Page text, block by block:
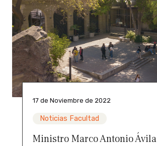
17 de Noviembre de 2022
Noticias Facultad
Ministro Marco Antonio Ávila